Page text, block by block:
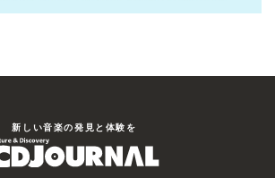
新しい⾳楽の発⾒と体験を